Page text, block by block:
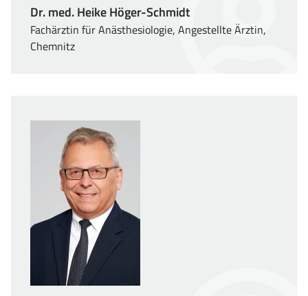
Dr. med. Heike Höger-Schmidt
Fachärztin für Anästhesiologie, Angestellte Ärztin,
Chemnitz